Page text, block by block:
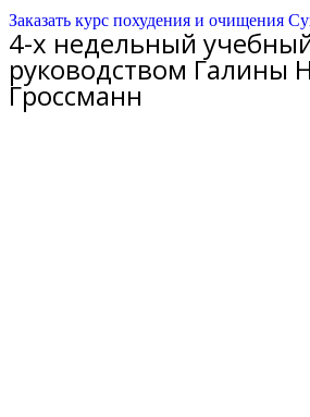
Заказать курс похудения и очищения
4-х недельный
руководством Галины
Гроссманн